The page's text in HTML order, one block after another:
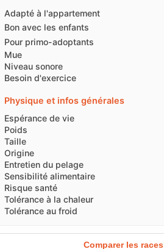
Adapté à l'appartement
Bon avec les enfants
Pour primo-adoptants
Mue
Niveau sonore
Besoin d'exercice
Physique et infos générales
Espérance de vie
Poids
Taille
Origine
Entretien du pelage
Sensibilité alimentaire
Risque santé
Tolérance à la chaleur
Tolérance au froid
Comparer les races